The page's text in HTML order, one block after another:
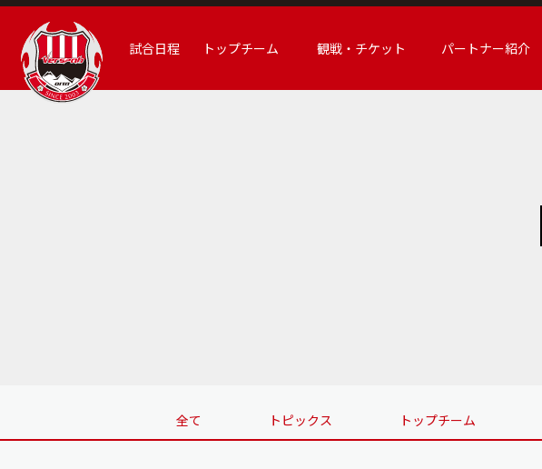
試合日程 トップチーム 観戦・チケット パートナー紹介
全て トピックス トップチーム